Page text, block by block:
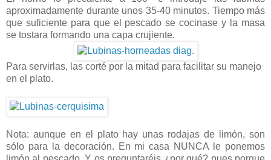
aproximadamente durante unos 35-40 minutos. Tiempo más
que suficiente para que el pescado se cocinase y la masa
se tostara formando una capa crujiente.
Para servirlas, las corté por la mitad para facilitar su manejo
en el plato.
Nota: aunque en el plato hay unas rodajas de limón, son
sólo para la decoración. En mi casa NUNCA le ponemos